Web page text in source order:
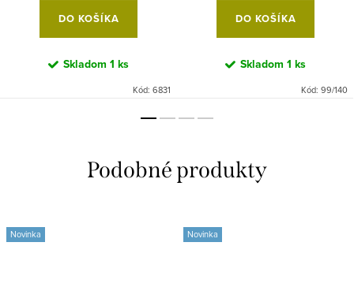
DO KOŠÍKA
Skladom 1 ks
Kód: 6831
DO KOŠÍKA
Skladom 1 ks
Kód: 99/140
Novinka Novinka